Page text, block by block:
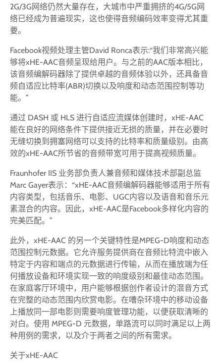
2G/3G网络仍然大量存在，大城市中严重拥挤的4G/5G网
络已经成为普遍现实，这也使得音频编码效率变得尤其重
要。
Facebook视频处理主管David Ronca表示:“我们非常高兴能
够将xHE-AAC音频呈现给用户。与之前的AAC版本相比，
该音频编解码器除了提供卓越的音频体验以外，还具备音
频自适应比特率(ABR)切换以及响度和动态范围控制等功
能。”
通过 DASH 或 HLS 进行自适应流媒体创建时，xHE-AAC
能在良好的网络条件下提供接近无损的质量，并在必要时
无缝切换到拥塞网络可以支持的比特率和质量级别。由高
效的xHE-AAC所节省的音频带宽可用于提高视频质量。
Fraunhofer IIS 业务部负责人兼音频和媒体技术部副总监
Marc Gayer表示：“xHE-AAC音频编解码器能够适用于所有
内容类型，包括音乐、电影、UGC内容以及语音和音乐元
素混合的内容。因此，xHE-AAC是Facebook多样化内容的
完美匹配。”
此外，xHE-AAC 的另一个关键特性是MPEG-D响度和动态
范围控制元数据。它允许服务提供商在音频比特流中嵌入
特定于内容和端点的元数据进行传输，从而在播放端为任
何播放设备和环境实现一致的响度级别和最佳动态范围。
在家庭客厅环境中，用户能够根据创作者设计的混音方式
在完整的动态范围内欣赏电影。在嘈杂环境中的移动设备
上播放同一部电影则需要响度管理功能，以便获取清晰的
对白。使用 MPEG-D 元数据，单路流可以同时满足以上两
种用例的需求，以及介于两者之间的所有需求。
关于xHE-AAC